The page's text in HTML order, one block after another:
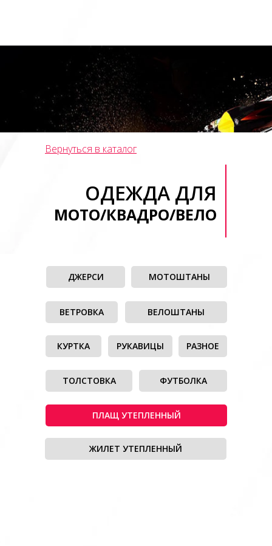
ОДЕЖДА ДЛЯ
МОТО/КВАДРО/ВЕЛО
Вернуться в каталог
ДЖЕРСИ МОТОШТАНЫ
ВЕЛОШТАНЫ
ТОЛСТОВКА
ВЕТРОВКА
КУРТКА РУКАВИЦЫ
ФУТБОЛКА
ПЛАЩ УТЕПЛЕННЫЙ
ЖИЛЕТ УТЕПЛЕННЫЙ
РАЗНОЕ